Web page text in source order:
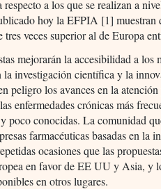
a los que se realizan a
hoy la EFPIA [1] muestran
veces superior al de Europa
mejorarán la accesibilidad a los
investigación científica y la
peligro los avances en la
enfermedades crónicas más
poco conocidas. La comunidad
farmacéuticas basadas en la
ocasiones que las
en favor de EE UU y Asia, y
en otros lugares.